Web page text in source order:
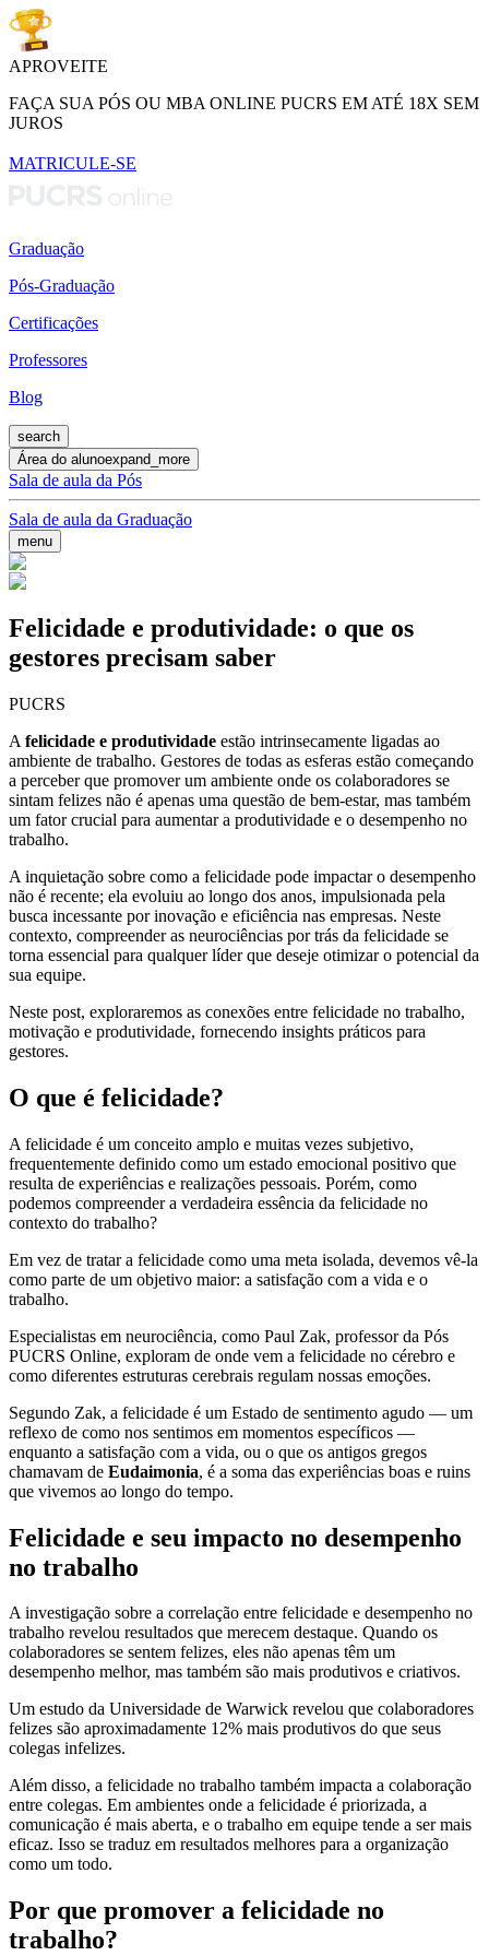
APROVEITE
FAÇA SUA PÓS OU MBA ONLINE PUCRS EM ATÉ 18X SEM
JUROS
MATRICULE-SE
Graduação
Pós-Graduação
Certificações
Professores
Blog
search
Área do alunoexpand_more
Sala de aula da Pós
Sala de aula da Graduação
menu
Felicidade e produtividade: o que os
gestores precisam saber
PUCRS
A felicidade e produtividade estão intrinsecamente ligadas ao
ambiente de trabalho. Gestores de todas as esferas estão começando
a perceber que promover um ambiente onde os colaboradores se
sintam felizes não é apenas uma questão de bem-estar, mas também
um fator crucial para aumentar a produtividade e o desempenho no
trabalho.
A inquietação sobre como a felicidade pode impactar o desempenho
não é recente; ela evoluiu ao longo dos anos, impulsionada pela
busca incessante por inovação e eficiência nas empresas. Neste
contexto, compreender as neurociências por trás da felicidade se
torna essencial para qualquer líder que deseje otimizar o potencial da
sua equipe.
Neste post, exploraremos as conexões entre felicidade no trabalho,
motivação e produtividade, fornecendo insights práticos para
gestores.
O que é felicidade?
A felicidade é um conceito amplo e muitas vezes subjetivo,
frequentemente definido como um estado emocional positivo que
resulta de experiências e realizações pessoais. Porém, como
podemos compreender a verdadeira essência da felicidade no
contexto do trabalho?
Em vez de tratar a felicidade como uma meta isolada, devemos vê-la
como parte de um objetivo maior: a satisfação com a vida e o
trabalho.
Especialistas em neurociência, como Paul Zak, professor da Pós
PUCRS Online, exploram de onde vem a felicidade no cérebro e
como diferentes estruturas cerebrais regulam nossas emoções.
Segundo Zak, a felicidade é um Estado de sentimento agudo — um
reflexo de como nos sentimos em momentos específicos —
enquanto a satisfação com a vida, ou o que os antigos gregos
chamavam de Eudaimonia, é a soma das experiências boas e ruins
que vivemos ao longo do tempo.
Felicidade e seu impacto no desempenho
no trabalho
A investigação sobre a correlação entre felicidade e desempenho no
trabalho revelou resultados que merecem destaque. Quando os
colaboradores se sentem felizes, eles não apenas têm um
desempenho melhor, mas também são mais produtivos e criativos.
Um estudo da Universidade de Warwick revelou que colaboradores
felizes são aproximadamente 12% mais produtivos do que seus
colegas infelizes.
Além disso, a felicidade no trabalho também impacta a colaboração
entre colegas. Em ambientes onde a felicidade é priorizada, a
comunicação é mais aberta, e o trabalho em equipe tende a ser mais
eficaz. Isso se traduz em resultados melhores para a organização
como um todo.
Por que promover a felicidade no
trabalho?